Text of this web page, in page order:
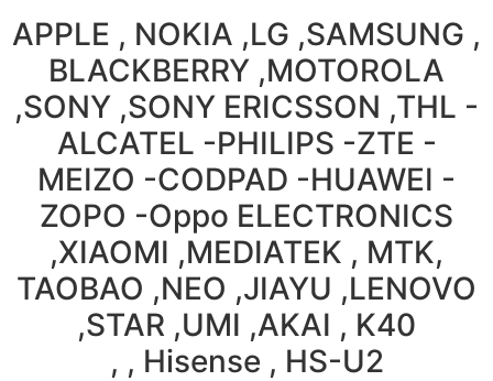
APPLE , NOKIA ,LG ,SAMSUNG ,
BLACKBERRY ,MOTOROLA
,SONY ,SONY ERICSSON ,THL -
ALCATEL -PHILIPS -ZTE -
MEIZO -CODPAD -HUAWEI -
ZOPO -Oppo ELECTRONICS
,XIAOMI ,MEDIATEK , MTK,
TAOBAO ,NEO ,JIAYU ,LENOVO
,STAR ,UMI ,AKAI , K40
, Hisense , HS-U2 ,